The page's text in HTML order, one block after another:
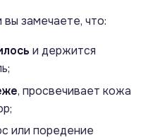
вы замечаете, что:
и держится
, просвечивает кожа
или поредение